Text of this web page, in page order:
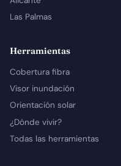
Las Palmas
Herramientas
Cobertura fibra
Visor inundación
Orientación solar
¿Dónde vivir?
Todas las herramientas